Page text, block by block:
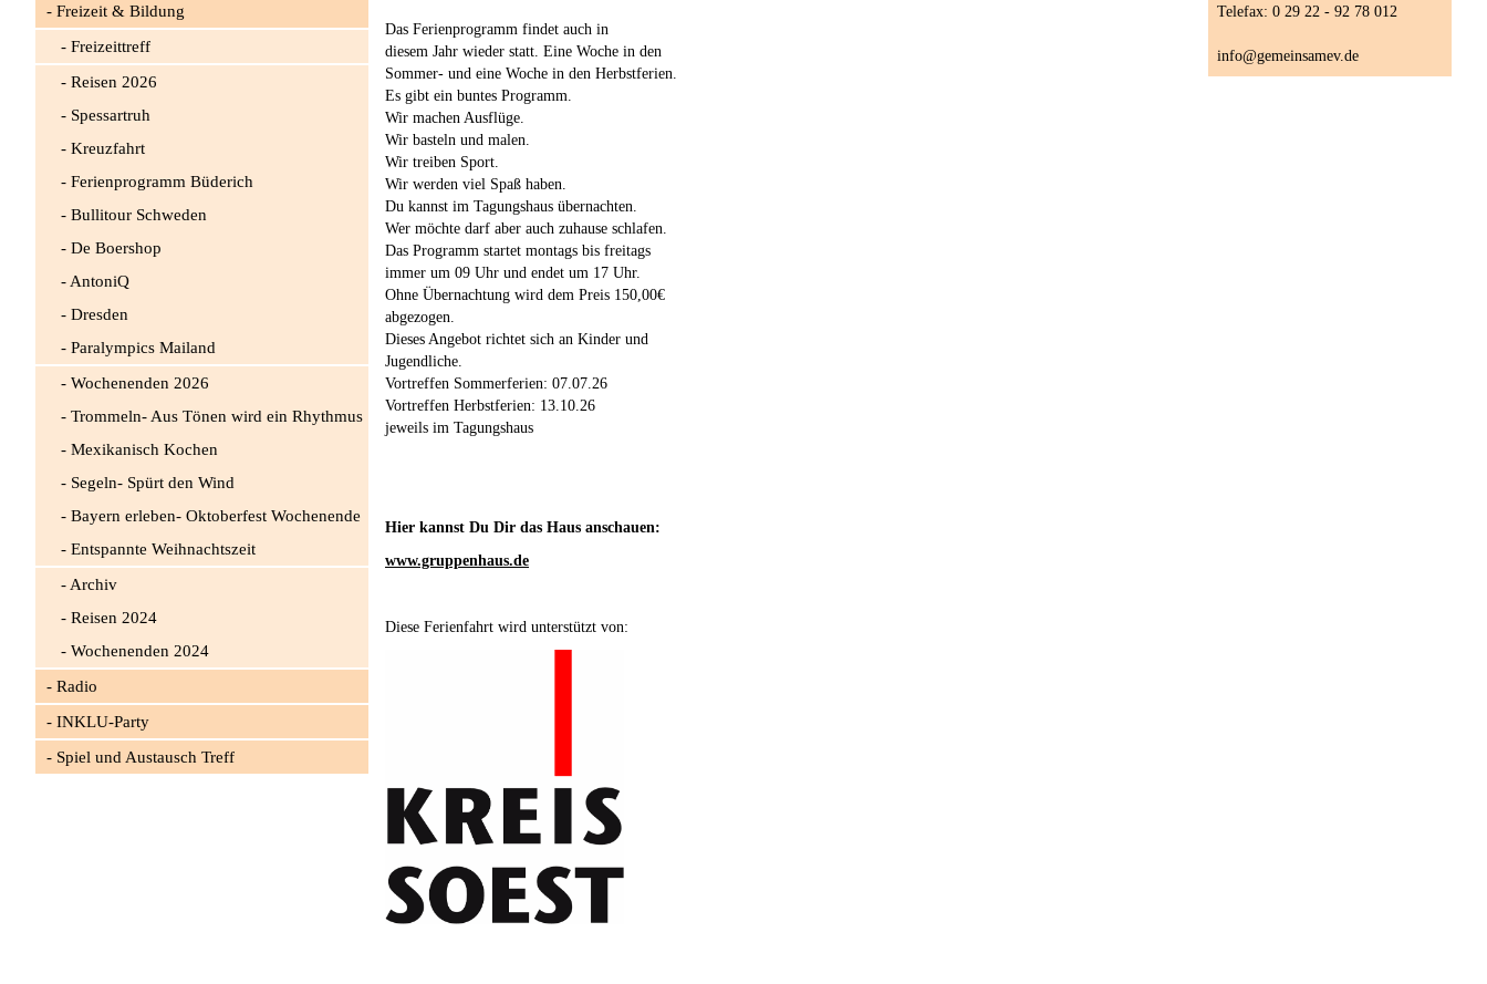
Freizeit & Bildung
Freizeittreff
Reisen 2026
Spessartruh
Kreuzfahrt
Ferienprogramm Büderich
Bullitour Schweden
De Boershop
AntoniQ
Dresden
Paralympics Mailand
Wochenenden 2026
Trommeln- Aus Tönen wird ein Rhythmus
Mexikanisch Kochen
Segeln- Spürt den Wind
Bayern erleben- Oktoberfest Wochenende
Entspannte Weihnachtszeit
Archiv
Reisen 2024
Wochenenden 2024
Radio
INKLU-Party
Spiel und Austausch Treff
Das Ferienprogramm findet auch in
diesem Jahr wieder statt. Eine Woche in den
Sommer- und eine Woche in den Herbstferien.
Es gibt ein buntes Programm.
Wir machen Ausflüge.
Wir basteln und malen.
Wir treiben Sport.
Wir werden viel Spaß haben.
Du kannst im Tagungshaus übernachten.
Wer möchte darf aber auch zuhause schlafen.
Das Programm startet montags bis freitags
immer um 09 Uhr und endet um 17 Uhr.
Ohne Übernachtung wird dem Preis 150,00€
abgezogen.
Dieses Angebot richtet sich an Kinder und
Jugendliche.
Vortreffen Sommerferien: 07.07.26
Vortreffen Herbstferien: 13.10.26
jeweils im Tagungshaus
Hier kannst Du Dir das Haus anschauen:
www.gruppenhaus.de
Diese Ferienfahrt wird unterstützt von:
Telefax: 0 29 22 - 92 78 012
info@gemeinsamev.de